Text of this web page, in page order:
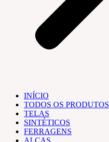
INÍCIO
TODOS OS PRODUTOS
TELAS
SINTÉTICOS
FERRAGENS